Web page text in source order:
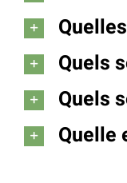
Quels
Quels
Quelle